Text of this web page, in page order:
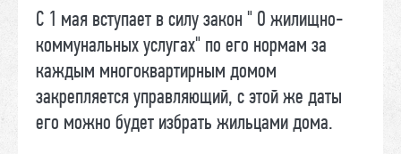
С 1 мая вступает в силу закон " О жилищно-
коммунальных услугах" по его нормам за
каждым многоквартирным домом
закрепляется управляющий, с этой же даты
его можно будет избрать жильцами дома.